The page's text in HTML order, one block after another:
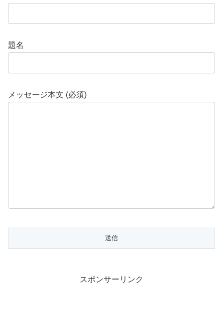
題名
メッセージ本文 (必須)
スポンサーリンク